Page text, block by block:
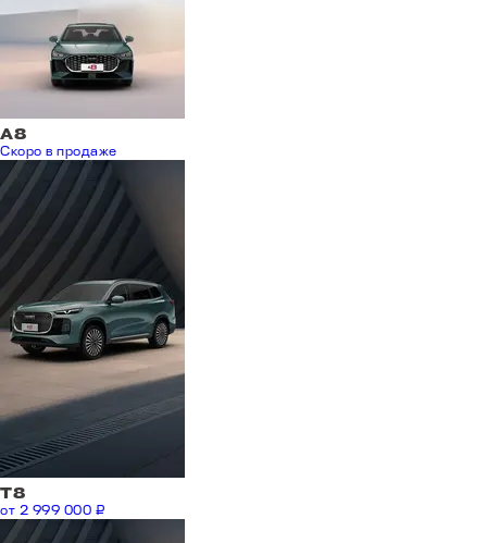
A8
Скоро в продаже
T8
от 2 999 000 ₽